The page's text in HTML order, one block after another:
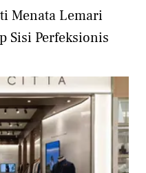
Menata Lemari
Sisi Perfeksionis